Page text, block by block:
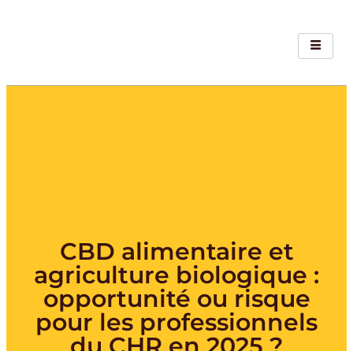
CBD alimentaire et
agriculture biologique :
opportunité ou risque
pour les professionnels